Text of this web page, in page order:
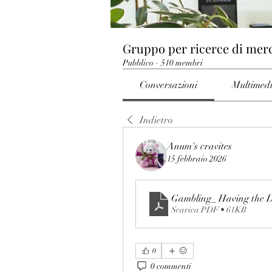
Gruppo per ricerce di
Pubblico · 510 membri
Conversazioni
Indietro
Anum's cravites
15 febbraio 2026
Gambling_ Having the
Scarica PDF • 61KB
0
0 commenti